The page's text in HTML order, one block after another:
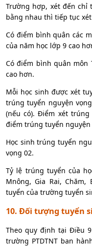
Trường hợp, xét đến chỉ
bằng nhau thì tiếp tục
Có điểm bình quân các
của năm học lớp 9 cao
Có điểm bình quân môn
cao hơn.
Mỗi học sinh được xét
trúng tuyển nguyện
(nếu có). Điểm xét
điểm trúng tuyển nguyện
Học sinh trúng tuyển
vọng 02.
Tỷ lệ trúng tuyển của
Mnông, Gia Rai,
tuyển của trường tuyển
10. Đối tượng tuyển
Theo quy định tại Điều
trường PTDTNT ban